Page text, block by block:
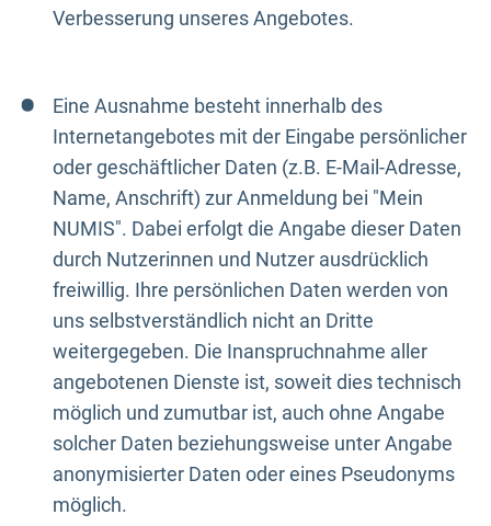
Verbesserung unseres Angebotes.
Eine Ausnahme besteht innerhalb des
Internetangebotes mit der Eingabe persönlicher
oder geschäftlicher Daten (z.B. E-Mail-Adresse,
Name, Anschrift) zur Anmeldung bei "Mein
NUMIS". Dabei erfolgt die Angabe dieser Daten
durch Nutzerinnen und Nutzer ausdrücklich
freiwillig. Ihre persönlichen Daten werden von
uns selbstverständlich nicht an Dritte
weitergegeben. Die Inanspruchnahme aller
angebotenen Dienste ist, soweit dies technisch
möglich und zumutbar ist, auch ohne Angabe
solcher Daten beziehungsweise unter Angabe
anonymisierter Daten oder eines Pseudonyms
möglich.